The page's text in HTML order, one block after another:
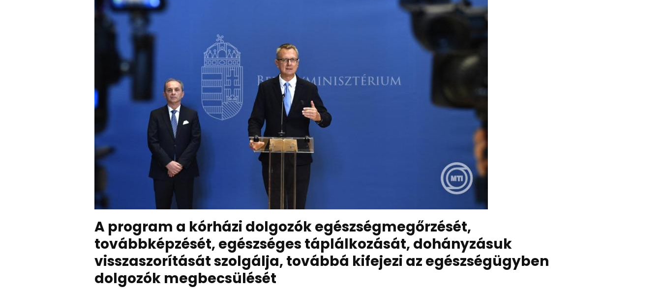
A program a kórházi dolgozók egészségmegőrzését,
továbbképzését, egészséges táplálkozását, dohányzásuk
visszaszorítását szolgálja, továbbá kifejezi az egészségügyben
dolgozók megbecsülését